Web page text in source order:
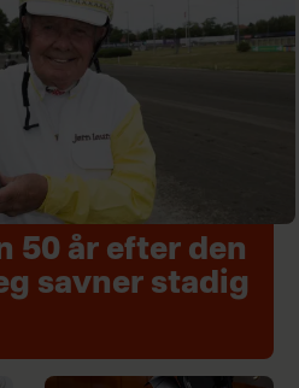
50 år efter den
savner stadig